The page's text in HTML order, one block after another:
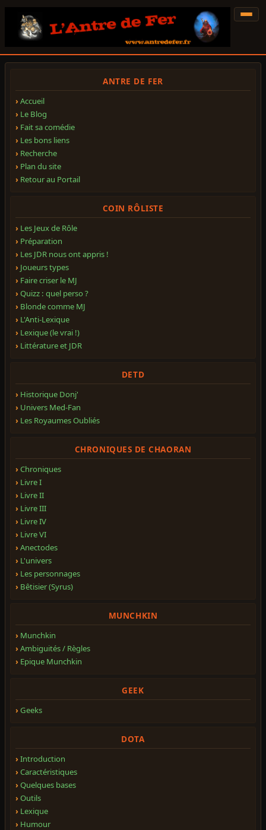
ANTRE DE FER
Accueil
Le Blog
Fait sa comédie
Les bons liens
Recherche
Plan du site
Retour au Portail
COIN RÔLISTE
Les Jeux de Rôle
Préparation
Les JDR nous ont appris !
Joueurs types
Faire criser le MJ
Quizz : quel perso ?
Blonde comme MJ
L'Anti-Lexique
Lexique (le vrai !)
Littérature et JDR
DETD
Historique Donj'
Univers Med-Fan
Les Royaumes Oubliés
CHRONIQUES DE CHAORAN
Chroniques
Livre I
Livre II
Livre III
Livre IV
Livre VI
Anectodes
L'univers
Les personnages
Bêtisier (Syrus)
MUNCHKIN
Munchkin
Ambiguités / Règles
Epique Munchkin
GEEK
Geeks
DOTA
Introduction
Caractéristiques
Quelques bases
Outils
Lexique
Humour